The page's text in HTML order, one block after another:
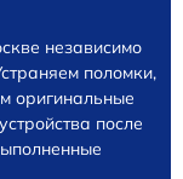
независимо
поломки,
оригинальные
после